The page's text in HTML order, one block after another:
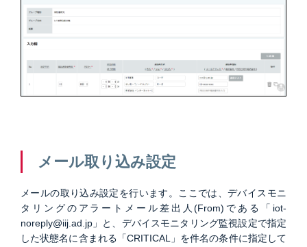
メール取り込み設定
メールの取り込み設定を行います。ここでは、デバイスモニ
タリングのアラートメール差出人(From)である「iot-
noreply@iij.ad.jp」と、デバイスモニタリング監視設定で指定
した状態名に含まれる「CRITICAL」を件名の条件に指定して